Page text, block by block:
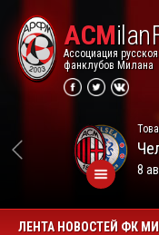
ACM
Ассоциация
фанклубов Милана
8
ЛЕНТА НОВОСТЕЙ ФК